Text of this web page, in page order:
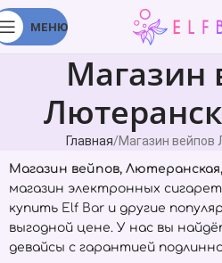
МЕНЮ
Магазин
Главная Магазин вейпов
Магазин вейпов,
магазин электронных
купить Elf Bar и другие
выгодной цене. У нас вы
девайсы с гарантией